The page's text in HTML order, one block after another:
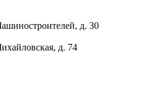
д. 30
д. 74